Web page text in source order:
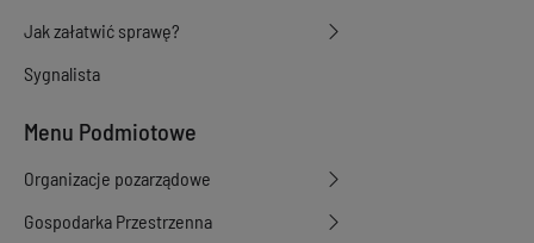
Jak załatwić sprawę?
Sygnalista
Menu Podmiotowe
Organizacje pozarządowe
Gospodarka Przestrzenna